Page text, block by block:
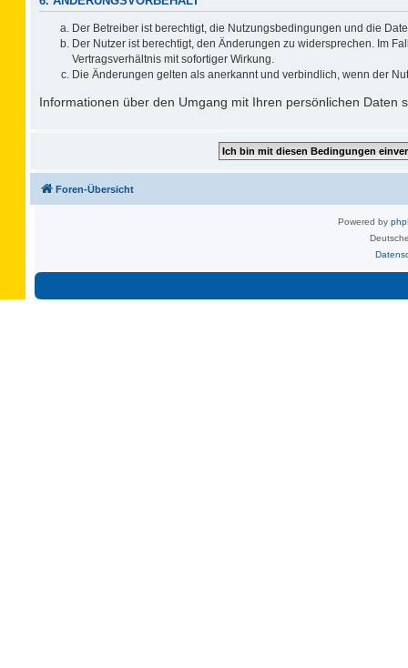
Der Betreiber ist berechtigt, die Nutzungsbedingungen und die
Der Nutzer ist berechtigt, den Änderungen zu widersprechen. Im
Vertragsverhältnis mit sofortiger Wirkung.
Die Änderungen gelten als anerkannt und verbindlich, wenn der
Informationen über den Umgang mit Ihren persönlichen Daten
Foren-Übersicht
Powered by